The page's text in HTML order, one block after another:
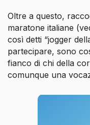
Oltre a questo,
maratone italiane
così detti “jogger
partecipare, sono
fianco di chi della
comunque una